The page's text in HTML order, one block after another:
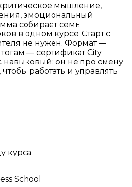
мышление,
эмоциональный
собирает семь
в одном курсе. Старт с
не нужен. Формат —
— сертификат City
навыковый: он не про смену
работать и управлять
курса
School